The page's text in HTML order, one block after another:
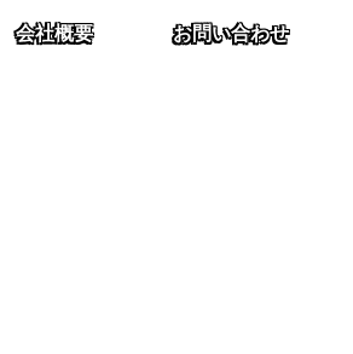
会社概要 お問い合わせ